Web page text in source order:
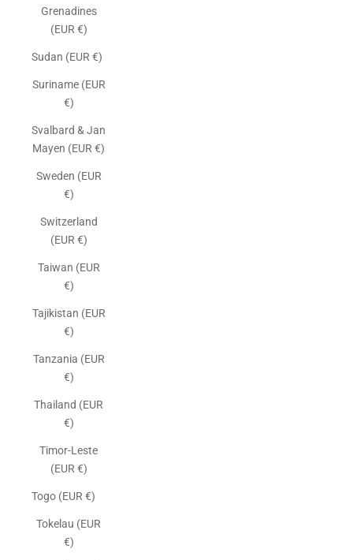
Grenadines
(EUR €)
Sudan (EUR €)
Suriname (EUR
€)
Svalbard & Jan
Mayen (EUR €)
Sweden (EUR
€)
Switzerland
(EUR €)
Taiwan (EUR
€)
Tajikistan (EUR
€)
Tanzania (EUR
€)
Thailand (EUR
€)
Timor-Leste
(EUR €)
Togo (EUR €)
Tokelau (EUR
€)